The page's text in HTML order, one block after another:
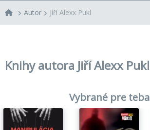
Autor Jiří Alexx Pukl
Knihy autora Jiří Alexx Pukl
Vybrané pre teba